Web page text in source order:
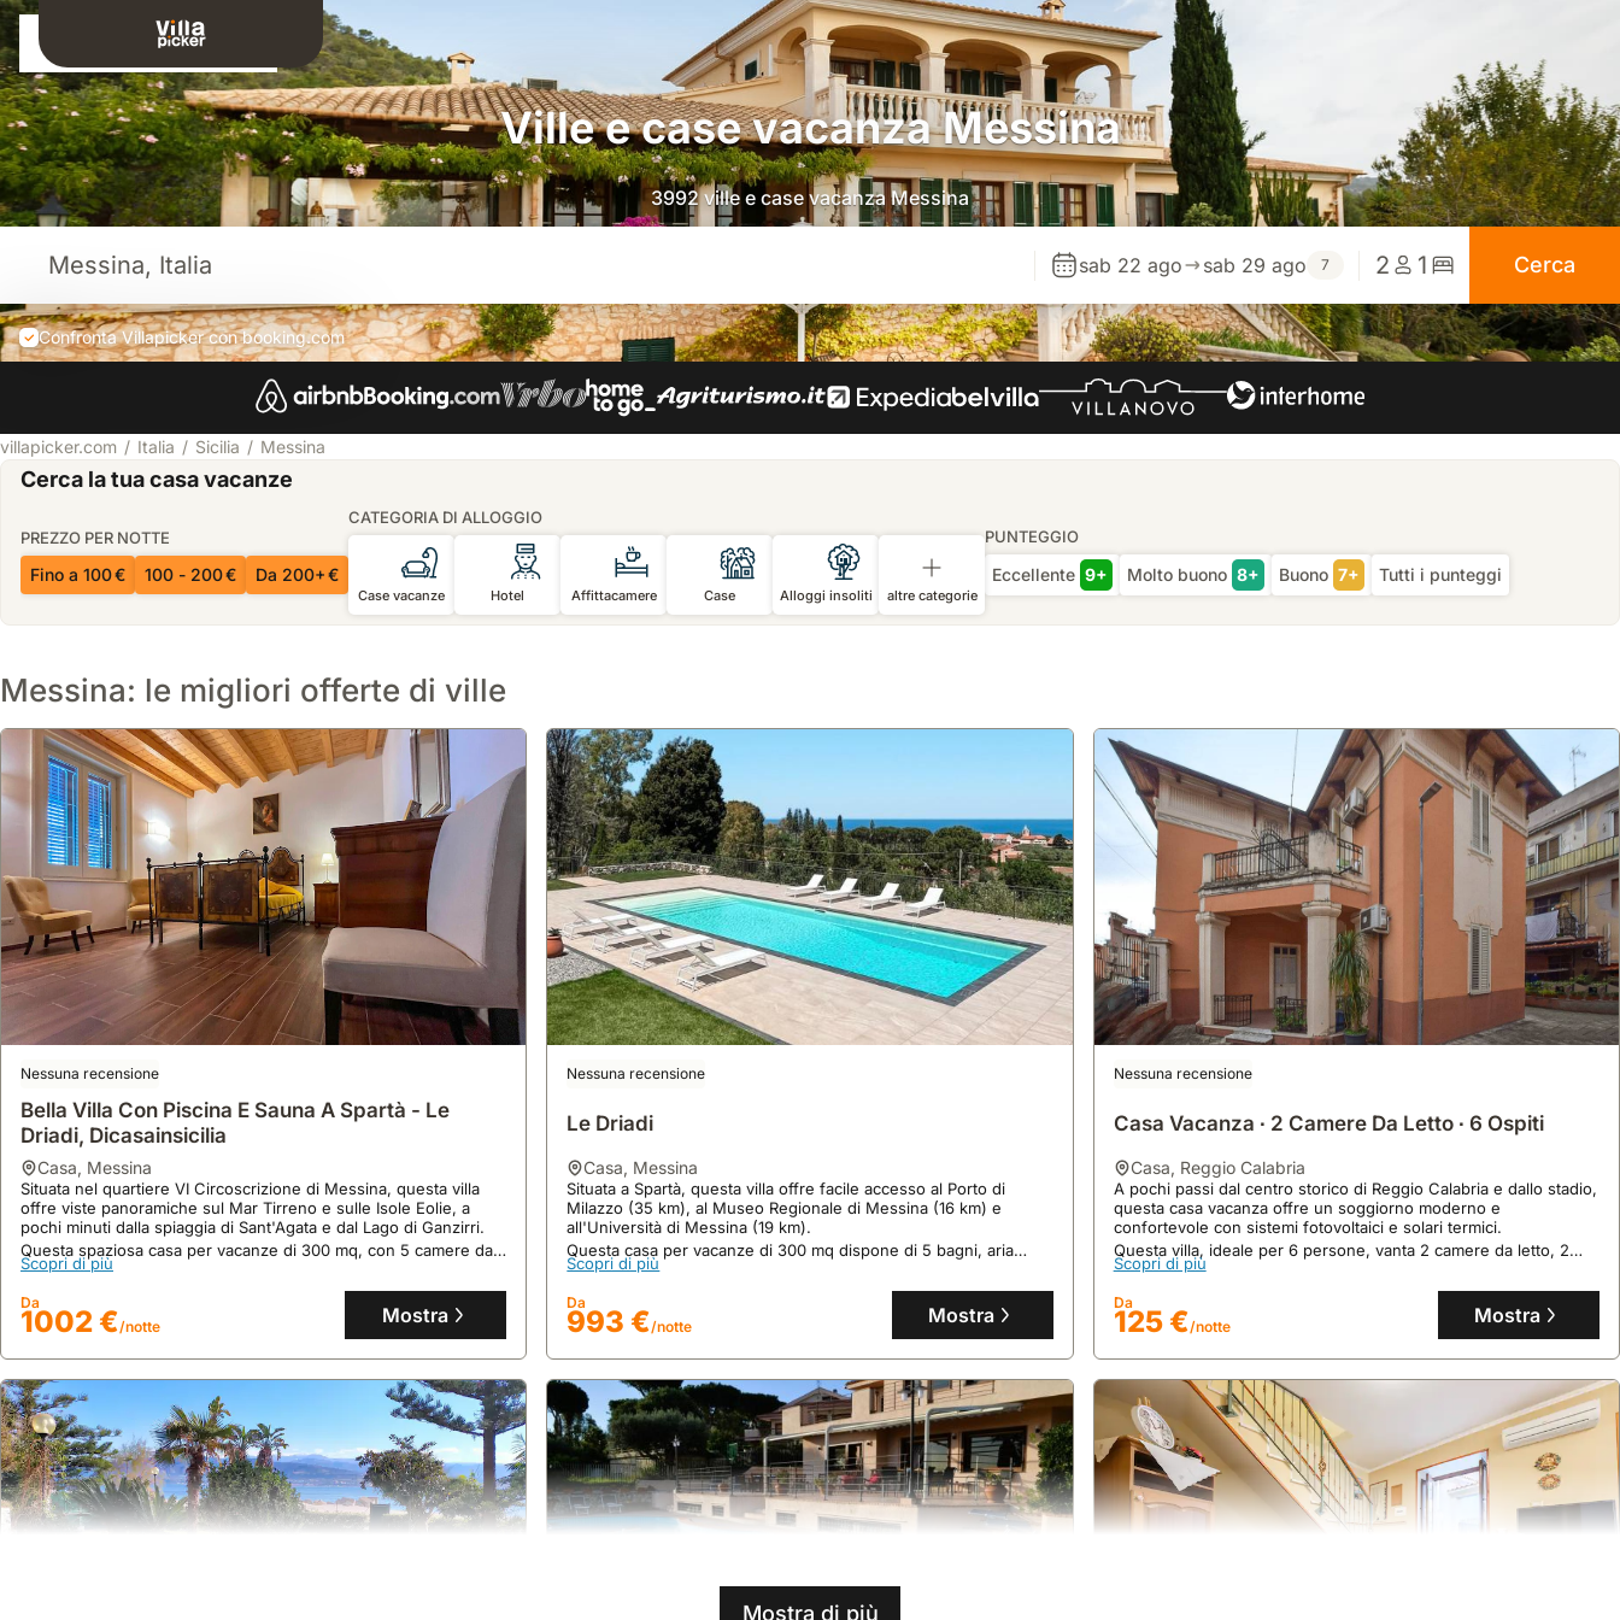
Connessione
Ville e case vacanza Messina
3992 ville e case vacanza Messina
sab 22 ago sab 29 ago 7 2 1 Cerca
Confronta Villapicker con booking.com
villapicker.com Italia Sicilia Messina
Cerca la tua casa vacanze
PREZZO PER NOTTE
Fino a 100 € 100 - 200 € Da 200+ €
CATEGORIA DI ALLOGGIO
Case vacanze Hotel Affittacamere Case Alloggi insoliti altre categorie
PUNTEGGIO
Eccellente 9+ Molto buono 8+ Buono 7+ Tutti i punteggi
Messina: le migliori offerte di ville
Nessuna recensione
Bella Villa Con Piscina E Sauna A Spartà - Le
Driadi, Dicasainsicilia
casa, Messina
Situata nel quartiere VI Circoscrizione di Messina, questa villa
offre viste panoramiche sul Mar Tirreno e sulle Isole Eolie, a
pochi minuti dalla spiaggia di Sant'Agata e dal Lago di Ganzirri.
Questa spaziosa casa per vacanze di 300 mq, con 5 camere da
letto e 4 bagni, dispone di aria condizionata, Wi-Fi, una piscina
salata di 5x15 metri con solarium e sauna, e un ampio giardino
mediterraneo con barbecue, ideale per ospitare fino a 10
persone.
Scopri di più
Da
1002 €/notte Mostra
Nessuna recensione
Le Driadi
casa, Messina
Situata a Spartà, questa villa offre facile accesso al Porto di
Milazzo (35 km), al Museo Regionale di Messina (16 km) e
all'Università di Messina (19 km).
Questa casa per vacanze di 300 mq dispone di 5 bagni, aria
condizionata, Wi-Fi, piscina privata, terrazza e parcheggio
gratuito, accogliendo fino a 19 ospiti per un soggiorno
confortevole.
Scopri di più
Da
993 €/notte Mostra
Nessuna recensione
Casa Vacanza ∙ 2 Camere Da Letto ∙ 6 Ospiti
casa, Reggio Calabria
A pochi passi dal centro storico di Reggio Calabria e dallo stadio,
questa casa vacanza offre un soggiorno moderno e
confortevole con sistemi fotovoltaici e solari termici.
Questa villa, ideale per 6 persone, vanta 2 camere da letto, 2
bagni, aria condizionata, riscaldamento a pavimento e una cucina
Scopri di più
Da
125 €/notte Mostra
Mostra di più